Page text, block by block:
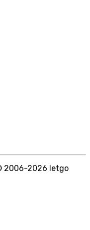
2006-2026 letgo